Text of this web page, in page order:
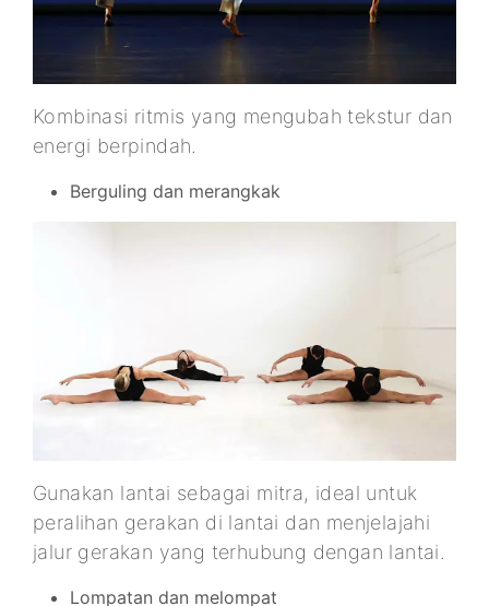
Kombinasi ritmis yang mengubah tekstur dan
energi berpindah.
Berguling dan merangkak
Gunakan lantai sebagai mitra, ideal untuk
peralihan gerakan di lantai dan menjelajahi
jalur gerakan yang terhubung dengan lantai.
Lompatan dan melompat